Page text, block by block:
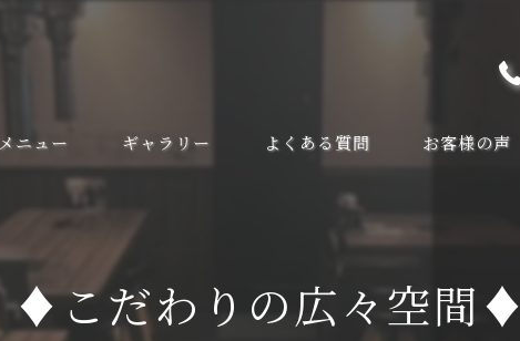
メニュー ギャラリー よくある質問 お客様の声
♦こだわりの広々空間♦